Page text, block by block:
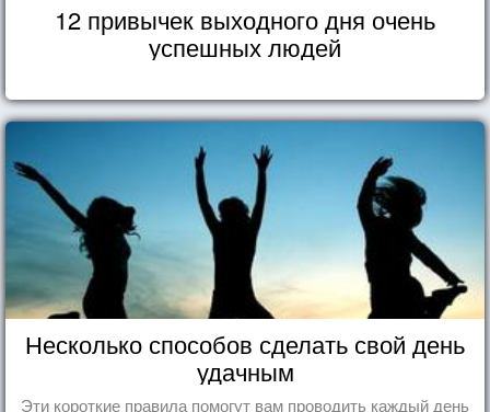
12 привычек выходного дня очень
успешных людей
Несколько способов сделать свой день
удачным
Эти короткие правила помогут вам проводить каждый день